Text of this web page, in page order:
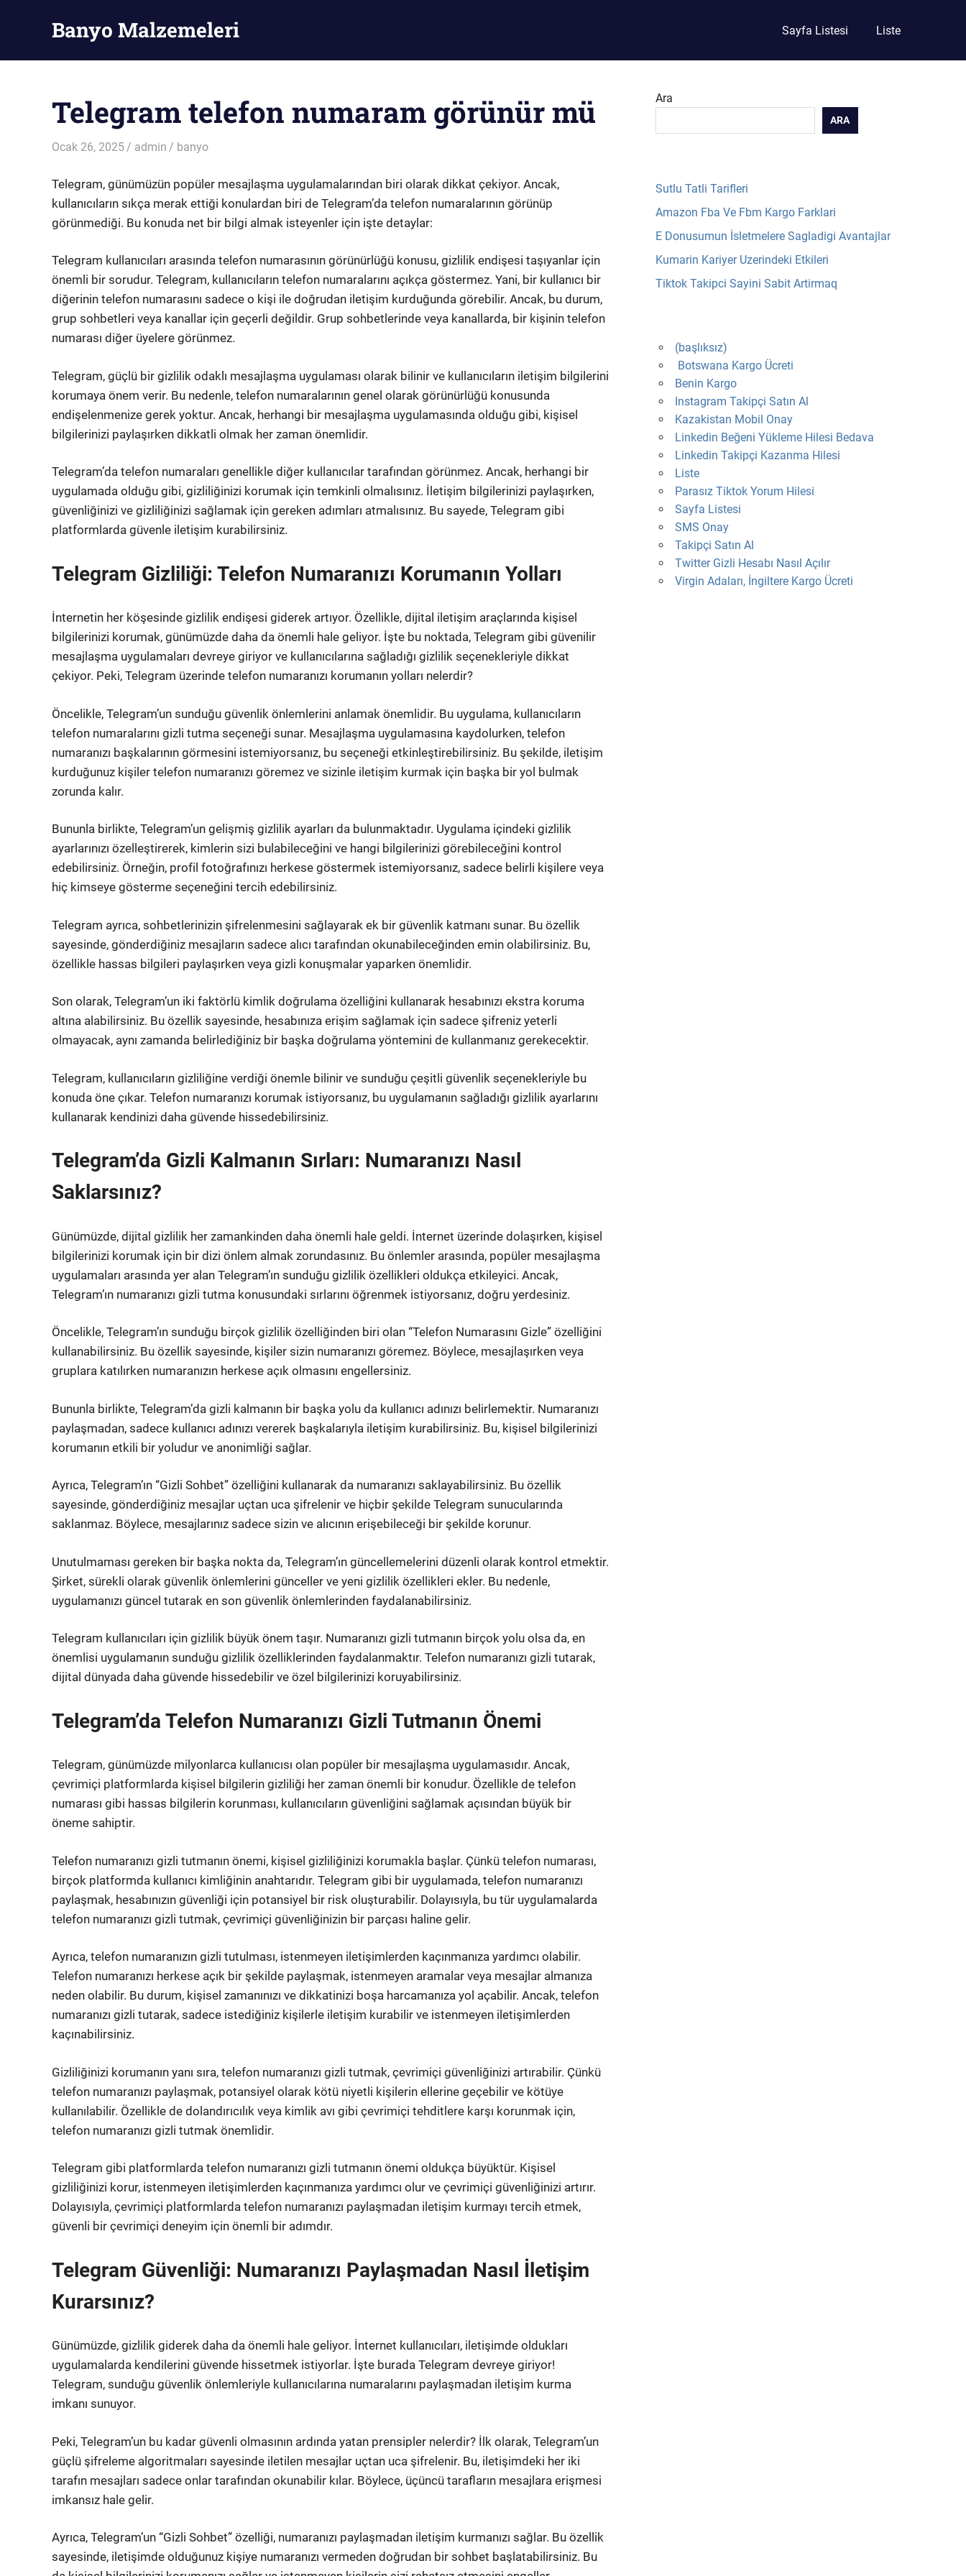
Banyo Malzemeleri Sayfa Listesi Liste
Telegram telefon numaram görünür mü
Ocak 26, 2025 admin banyo
Telegram, günümüzün popüler mesajlaşma uygulamalarından biri olarak dikkat çekiyor. Ancak,
kullanıcıların sıkça merak ettiği konulardan biri de Telegram’da telefon numaralarının görünüp
görünmediği. Bu konuda net bir bilgi almak isteyenler için işte detaylar:
Telegram kullanıcıları arasında telefon numarasının görünürlüğü konusu, gizlilik endişesi taşıyanlar için
önemli bir sorudur. Telegram, kullanıcıların telefon numaralarını açıkça göstermez. Yani, bir kullanıcı bir
diğerinin telefon numarasını sadece o kişi ile doğrudan iletişim kurduğunda görebilir. Ancak, bu durum,
grup sohbetleri veya kanallar için geçerli değildir. Grup sohbetlerinde veya kanallarda, bir kişinin telefon
numarası diğer üyelere görünmez.
Telegram, güçlü bir gizlilik odaklı mesajlaşma uygulaması olarak bilinir ve kullanıcıların iletişim bilgilerini
korumaya önem verir. Bu nedenle, telefon numaralarının genel olarak görünürlüğü konusunda
endişelenmenize gerek yoktur. Ancak, herhangi bir mesajlaşma uygulamasında olduğu gibi, kişisel
bilgilerinizi paylaşırken dikkatli olmak her zaman önemlidir.
Telegram’da telefon numaraları genellikle diğer kullanıcılar tarafından görünmez. Ancak, herhangi bir
uygulamada olduğu gibi, gizliliğinizi korumak için temkinli olmalısınız. İletişim bilgilerinizi paylaşırken,
güvenliğinizi ve gizliliğinizi sağlamak için gereken adımları atmalısınız. Bu sayede, Telegram gibi
platformlarda güvenle iletişim kurabilirsiniz.
Telegram Gizliliği: Telefon Numaranızı Korumanın Yolları
İnternetin her köşesinde gizlilik endişesi giderek artıyor. Özellikle, dijital iletişim araçlarında kişisel
bilgilerinizi korumak, günümüzde daha da önemli hale geliyor. İşte bu noktada, Telegram gibi güvenilir
mesajlaşma uygulamaları devreye giriyor ve kullanıcılarına sağladığı gizlilik seçenekleriyle dikkat
çekiyor. Peki, Telegram üzerinde telefon numaranızı korumanın yolları nelerdir?
Öncelikle, Telegram’un sunduğu güvenlik önlemlerini anlamak önemlidir. Bu uygulama, kullanıcıların
telefon numaralarını gizli tutma seçeneği sunar. Mesajlaşma uygulamasına kaydolurken, telefon
numaranızı başkalarının görmesini istemiyorsanız, bu seçeneği etkinleştirebilirsiniz. Bu şekilde, iletişim
kurduğunuz kişiler telefon numaranızı göremez ve sizinle iletişim kurmak için başka bir yol bulmak
zorunda kalır.
Bununla birlikte, Telegram’un gelişmiş gizlilik ayarları da bulunmaktadır. Uygulama içindeki gizlilik
ayarlarınızı özelleştirerek, kimlerin sizi bulabileceğini ve hangi bilgilerinizi görebileceğini kontrol
edebilirsiniz. Örneğin, profil fotoğrafınızı herkese göstermek istemiyorsanız, sadece belirli kişilere veya
hiç kimseye gösterme seçeneğini tercih edebilirsiniz.
Telegram ayrıca, sohbetlerinizin şifrelenmesini sağlayarak ek bir güvenlik katmanı sunar. Bu özellik
sayesinde, gönderdiğiniz mesajların sadece alıcı tarafından okunabileceğinden emin olabilirsiniz. Bu,
özellikle hassas bilgileri paylaşırken veya gizli konuşmalar yaparken önemlidir.
Son olarak, Telegram’un iki faktörlü kimlik doğrulama özelliğini kullanarak hesabınızı ekstra koruma
altına alabilirsiniz. Bu özellik sayesinde, hesabınıza erişim sağlamak için sadece şifreniz yeterli
olmayacak, aynı zamanda belirlediğiniz bir başka doğrulama yöntemini de kullanmanız gerekecektir.
Telegram, kullanıcıların gizliliğine verdiği önemle bilinir ve sunduğu çeşitli güvenlik seçenekleriyle bu
konuda öne çıkar. Telefon numaranızı korumak istiyorsanız, bu uygulamanın sağladığı gizlilik ayarlarını
kullanarak kendinizi daha güvende hissedebilirsiniz.
Telegram’da Gizli Kalmanın Sırları: Numaranızı Nasıl
Saklarsınız?
Günümüzde, dijital gizlilik her zamankinden daha önemli hale geldi. İnternet üzerinde dolaşırken, kişisel
bilgilerinizi korumak için bir dizi önlem almak zorundasınız. Bu önlemler arasında, popüler mesajlaşma
uygulamaları arasında yer alan Telegram’ın sunduğu gizlilik özellikleri oldukça etkileyici. Ancak,
Telegram’ın numaranızı gizli tutma konusundaki sırlarını öğrenmek istiyorsanız, doğru yerdesiniz.
Öncelikle, Telegram’ın sunduğu birçok gizlilik özelliğinden biri olan “Telefon Numarasını Gizle” özelliğini
kullanabilirsiniz. Bu özellik sayesinde, kişiler sizin numaranızı göremez. Böylece, mesajlaşırken veya
gruplara katılırken numaranızın herkese açık olmasını engellersiniz.
Bununla birlikte, Telegram’da gizli kalmanın bir başka yolu da kullanıcı adınızı belirlemektir. Numaranızı
paylaşmadan, sadece kullanıcı adınızı vererek başkalarıyla iletişim kurabilirsiniz. Bu, kişisel bilgilerinizi
korumanın etkili bir yoludur ve anonimliği sağlar.
Ayrıca, Telegram’ın “Gizli Sohbet” özelliğini kullanarak da numaranızı saklayabilirsiniz. Bu özellik
sayesinde, gönderdiğiniz mesajlar uçtan uca şifrelenir ve hiçbir şekilde Telegram sunucularında
saklanmaz. Böylece, mesajlarınız sadece sizin ve alıcının erişebileceği bir şekilde korunur.
Unutulmaması gereken bir başka nokta da, Telegram’ın güncellemelerini düzenli olarak kontrol etmektir.
Şirket, sürekli olarak güvenlik önlemlerini günceller ve yeni gizlilik özellikleri ekler. Bu nedenle,
uygulamanızı güncel tutarak en son güvenlik önlemlerinden faydalanabilirsiniz.
Telegram kullanıcıları için gizlilik büyük önem taşır. Numaranızı gizli tutmanın birçok yolu olsa da, en
önemlisi uygulamanın sunduğu gizlilik özelliklerinden faydalanmaktır. Telefon numaranızı gizli tutarak,
dijital dünyada daha güvende hissedebilir ve özel bilgilerinizi koruyabilirsiniz.
Telegram’da Telefon Numaranızı Gizli Tutmanın Önemi
Telegram, günümüzde milyonlarca kullanıcısı olan popüler bir mesajlaşma uygulamasıdır. Ancak,
çevrimiçi platformlarda kişisel bilgilerin gizliliği her zaman önemli bir konudur. Özellikle de telefon
numarası gibi hassas bilgilerin korunması, kullanıcıların güvenliğini sağlamak açısından büyük bir
öneme sahiptir.
Telefon numaranızı gizli tutmanın önemi, kişisel gizliliğinizi korumakla başlar. Çünkü telefon numarası,
birçok platformda kullanıcı kimliğinin anahtarıdır. Telegram gibi bir uygulamada, telefon numaranızı
paylaşmak, hesabınızın güvenliği için potansiyel bir risk oluşturabilir. Dolayısıyla, bu tür uygulamalarda
telefon numaranızı gizli tutmak, çevrimiçi güvenliğinizin bir parçası haline gelir.
Ayrıca, telefon numaranızın gizli tutulması, istenmeyen iletişimlerden kaçınmanıza yardımcı olabilir.
Telefon numaranızı herkese açık bir şekilde paylaşmak, istenmeyen aramalar veya mesajlar almanıza
neden olabilir. Bu durum, kişisel zamanınızı ve dikkatinizi boşa harcamanıza yol açabilir. Ancak, telefon
numaranızı gizli tutarak, sadece istediğiniz kişilerle iletişim kurabilir ve istenmeyen iletişimlerden
kaçınabilirsiniz.
Gizliliğinizi korumanın yanı sıra, telefon numaranızı gizli tutmak, çevrimiçi güvenliğinizi artırabilir. Çünkü
telefon numaranızı paylaşmak, potansiyel olarak kötü niyetli kişilerin ellerine geçebilir ve kötüye
kullanılabilir. Özellikle de dolandırıcılık veya kimlik avı gibi çevrimiçi tehditlere karşı korunmak için,
telefon numaranızı gizli tutmak önemlidir.
Telegram gibi platformlarda telefon numaranızı gizli tutmanın önemi oldukça büyüktür. Kişisel
gizliliğinizi korur, istenmeyen iletişimlerden kaçınmanıza yardımcı olur ve çevrimiçi güvenliğinizi artırır.
Dolayısıyla, çevrimiçi platformlarda telefon numaranızı paylaşmadan iletişim kurmayı tercih etmek,
güvenli bir çevrimiçi deneyim için önemli bir adımdır.
Telegram Güvenliği: Numaranızı Paylaşmadan Nasıl İletişim
Kurarsınız?
Günümüzde, gizlilik giderek daha da önemli hale geliyor. İnternet kullanıcıları, iletişimde oldukları
uygulamalarda kendilerini güvende hissetmek istiyorlar. İşte burada Telegram devreye giriyor!
Telegram, sunduğu güvenlik önlemleriyle kullanıcılarına numaralarını paylaşmadan iletişim kurma
imkanı sunuyor.
Peki, Telegram’un bu kadar güvenli olmasının ardında yatan prensipler nelerdir? İlk olarak, Telegram’un
güçlü şifreleme algoritmaları sayesinde iletilen mesajlar uçtan uca şifrelenir. Bu, iletişimdeki her iki
tarafın mesajları sadece onlar tarafından okunabilir kılar. Böylece, üçüncü tarafların mesajlara erişmesi
imkansız hale gelir.
Ayrıca, Telegram’un “Gizli Sohbet” özelliği, numaranızı paylaşmadan iletişim kurmanızı sağlar. Bu özellik
sayesinde, iletişimde olduğunuz kişiye numaranızı vermeden doğrudan bir sohbet başlatabilirsiniz. Bu
Ara
ARA
Sutlu Tatli Tarifleri
Amazon Fba Ve Fbm Kargo Farklari
E Donusumun İsletmelere Sagladigi Avantajlar
Kumarin Kariyer Uzerindeki Etkileri
Tiktok Takipci Sayini Sabit Artirmaq
(başlıksız)
Botswana Kargo Ücreti
Benin Kargo
Instagram Takipçi Satın Al
Kazakistan Mobil Onay
Linkedin Beğeni Yükleme Hilesi Bedava
Linkedin Takipçi Kazanma Hilesi
Liste
Parasız Tiktok Yorum Hilesi
Sayfa Listesi
SMS Onay
Takipçi Satın Al
Twitter Gizli Hesabı Nasıl Açılır
Virgin Adaları, İngiltere Kargo Ücreti